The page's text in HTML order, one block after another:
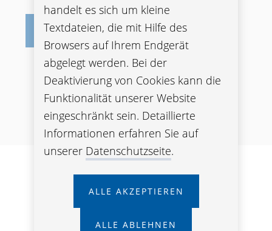
MEHR ZUM JOB IM ÖBV VERTRIEB
KARRIERE IN DER ÖBV
handelt es sich um kleine
Textdateien, die mit Hilfe des
Browsers auf Ihrem Endgerät
abgelegt werden. Bei der
Deaktivierung von Cookies kann die
Funktionalität unserer Website
eingeschränkt sein. Detaillierte
Informationen erfahren Sie auf
unserer Datenschutzseite.
ALLE AKZEPTIEREN
ALLE ABLEHNEN